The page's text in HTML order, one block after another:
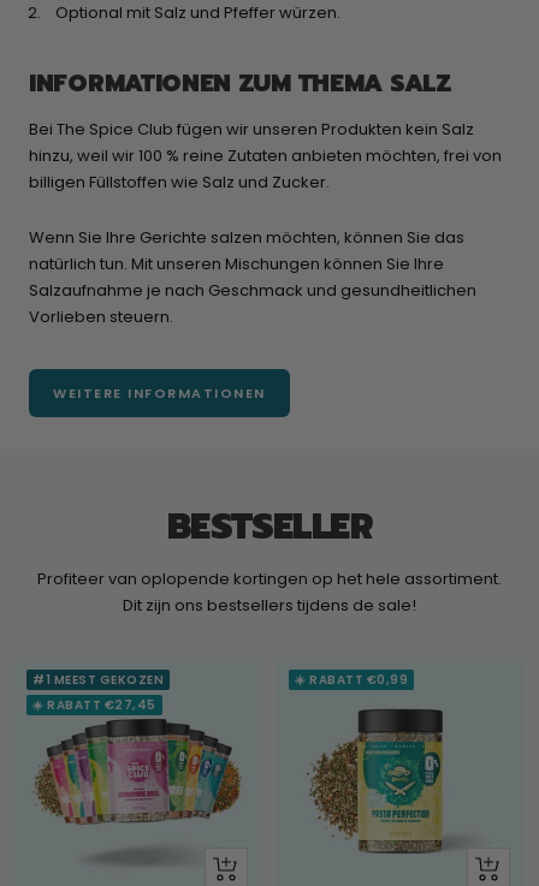
Optional mit Salz und Pfeffer würzen.
INFORMATIONEN ZUM THEMA SALZ
Bei The Spice Club fügen wir unseren Produkten kein Salz
hinzu, weil wir 100 % reine Zutaten anbieten möchten, frei von
billigen Füllstoffen wie Salz und Zucker.
Wenn Sie Ihre Gerichte salzen möchten, können Sie das
natürlich tun. Mit unseren Mischungen können Sie Ihre
Salzaufnahme je nach Geschmack und gesundheitlichen
Vorlieben steuern.
WEITERE INFORMATIONEN
BESTSELLER
Profiteer van oplopende kortingen op het hele assortiment.
Dit zijn ons bestsellers tijdens de sale!
#1 MEEST GEKOZEN
☀️ RABATT €27,45
+
☀️ RABATT €0,99
Schau